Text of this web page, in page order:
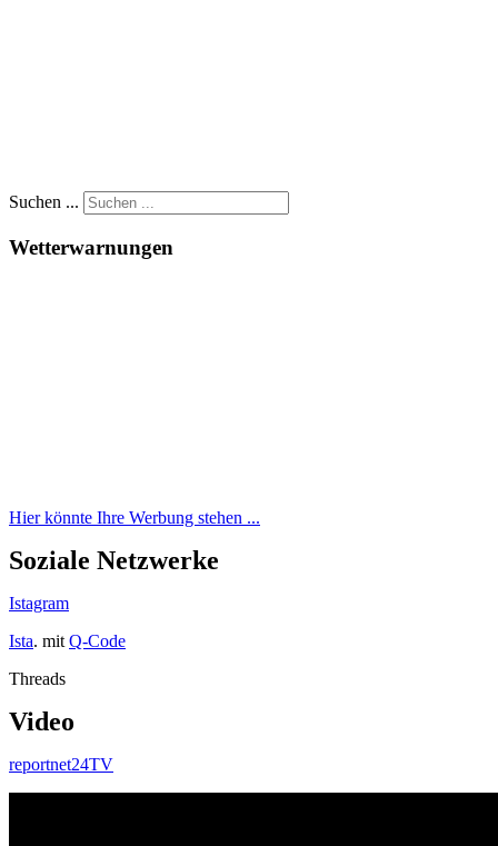
Suchen ...
Wetterwarnungen
Hier könnte Ihre Werbung stehen ...
Soziale Netzwerke
Istagram
Ista. mit Q-Code
Threads
Video
reportnet24TV